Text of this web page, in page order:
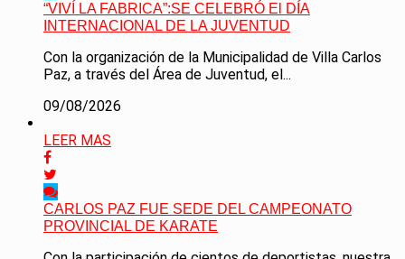
“VIVÍ LA FABRICA”:SE CELEBRÓ El DÍA
INTERNACIONAL DE LA JUVENTUD
Con la organización de la Municipalidad de Villa Carlos
Paz, a través del Área de Juventud, el...
09/08/2026
LEER MAS
CARLOS PAZ FUE SEDE DEL CAMPEONATO
PROVINCIAL DE KARATE